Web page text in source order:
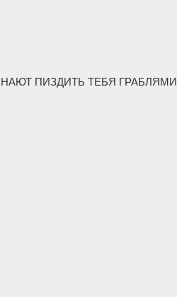
ПИЗДИТЬ ТЕБЯ ГРАБЛЯМИ